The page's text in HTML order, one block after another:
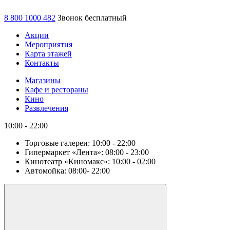
8 800 1000 482 Звонок бесплатный
Акции
Мероприятия
Карта этажей
Контакты
Магазины
Кафе и рестораны
Кино
Развлечения
10:00 - 22:00
Торговые галереи: 10:00 - 22:00
Гипермаркет «Лента»: 08:00 - 23:00
Кинотеатр «Киномакс»: 10:00 - 02:00
Автомойка: 08:00- 22:00